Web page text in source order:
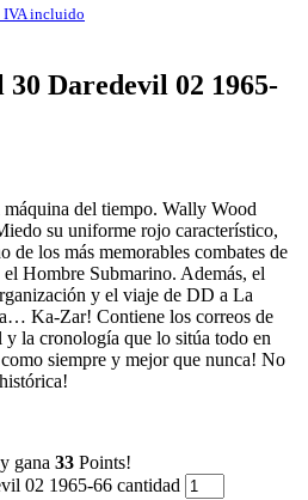
IVA incluido
Daredevil 02 1965-
máquina del tiempo. Wally Wood
su uniforme rojo característico,
de los más memorables combates de
Hombre Submarino. Además, el
y el viaje de DD a La
Ka-Zar! Contiene los correos de
la cronología que lo sitúa todo en
siempre y mejor que nunca! No
gana 33 Points!
02 1965-66 cantidad